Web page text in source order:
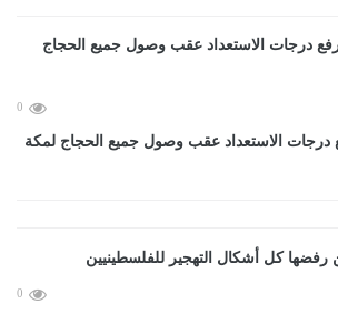
0
درجات الاستعداد عقب وصول جميع الحجاج لمكة
0